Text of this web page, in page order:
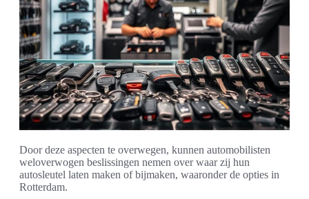
Door deze aspecten te overwegen, kunnen automobilisten
weloverwogen beslissingen nemen over waar zij hun
autosleutel laten maken of bijmaken, waaronder de opties in
Rotterdam.